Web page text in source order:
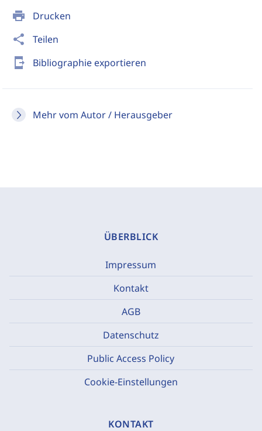
print Drucken
share Teilen
send_to_mobile Bibliographie exportieren
Mehr vom Autor / Herausgeber
ÜBERBLICK
Impressum
Kontakt
AGB
Datenschutz
Public Access Policy
Cookie-Einstellungen
KONTAKT